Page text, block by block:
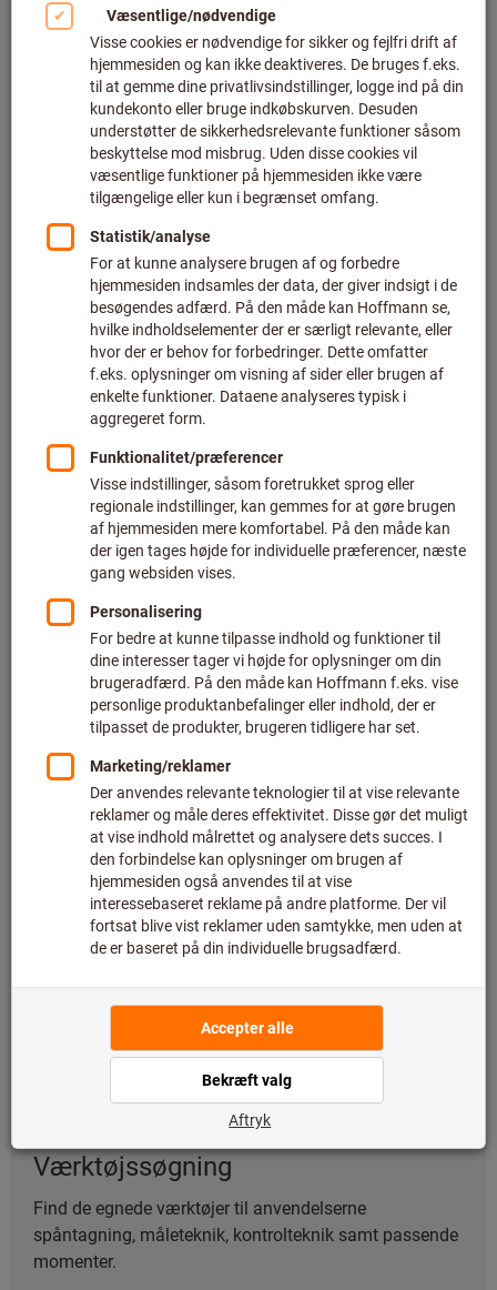
Intelligent værktøjsvalg og
beregning af teknologidata
Med ToolScout finder du hurtigt og enkelt egnet værktøj til
dine anvendelser på områderne fræsning, boring, drejning,
gevindskæring, samt måle- og kontrolteknik. Der forslås
værktøjer fra GARANT og HOLEX, og mærker fra andre
producenter som fx Kennametal, Kyocera, Komet, Stahlwille
og mange flere. De udvalgte værktøjer kan du gemme som
favoritter og enkelt bestille direkte i Hoffmann Groups
Desuden får du stillet anvendelsesdata samt værktøjs- og
materialeinformationer til rådighed, med hvilke du kan
planlægge din produktionsproces optimalt. Du får ikke kun
skæredata som fx tilspændingshastighed og
omdrejningstal, men også specifikationer om nødvendig
ydelse og moment for din værktøjsmaskine. Vælg i den
omfangrige materialedatabase det materiale, som du skal
bearbejde, hertil står der blandt andet forskellige stål-,
aluminium- og kunststoftyper til rådighed. Alle skæreværdier
beregnes automatisk på basis af det udvalgte værktøj og
materialeog vises overskueligt, dette kan du derefter gemme
Til momentnøgler beregnes på basis af et omfangrigt
bibliotek af indstiksværktøjer det passende centermål.
ToolScouten findes også mobil påtoolscout.com.
Værktøjssøgning
Find de egnede værktøjer til anvendelserne
spåntagning, måleteknik, kontrolteknik samt passende
momenter.